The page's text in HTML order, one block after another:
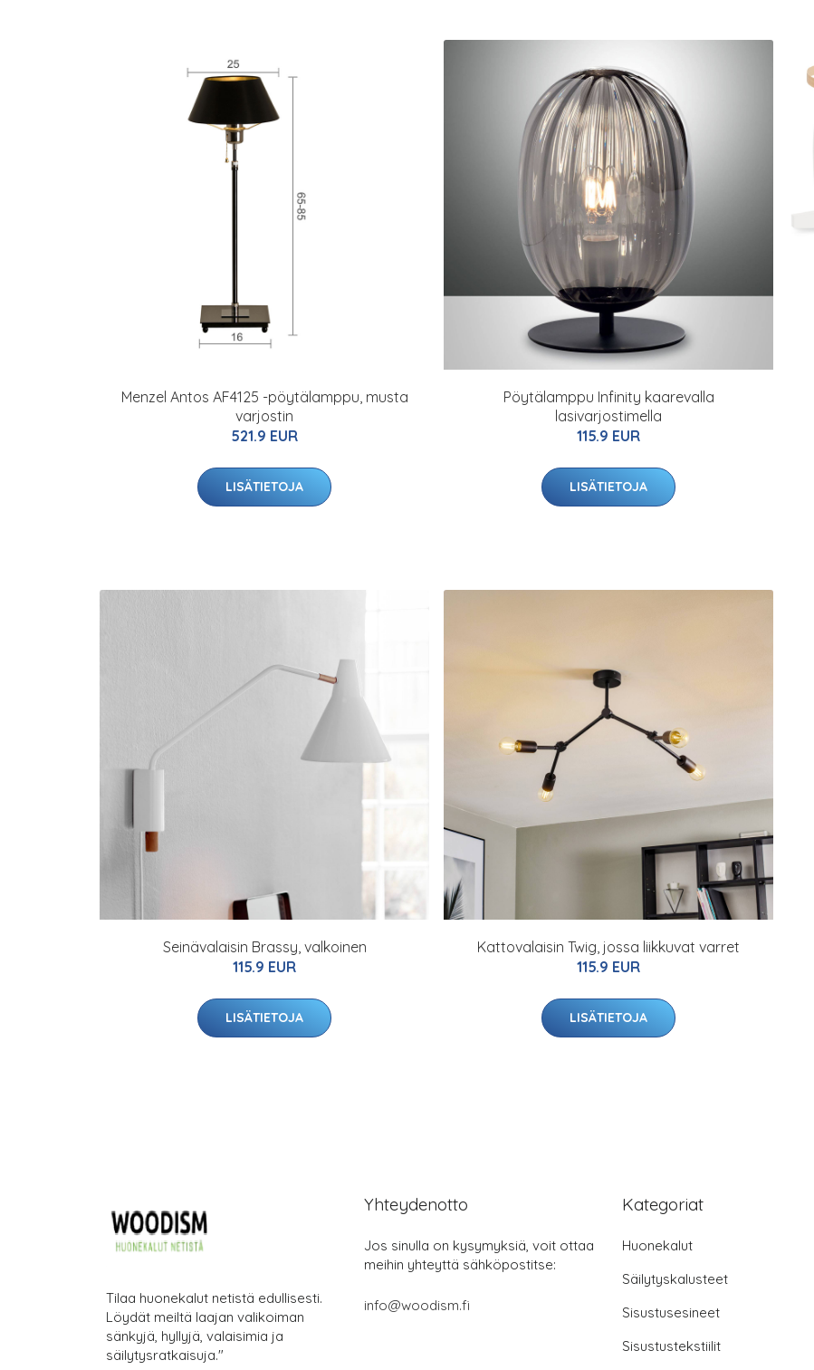
Menzel Antos AF4125 -pöytälamppu, musta
varjostin
521.9 EUR
LISÄTIETOJA
Pöytälamppu Infinity kaarevalla
lasivarjostimella
115.9 EUR
LISÄTIETOJA
Seinävalaisin Brassy, valkoinen
115.9 EUR
LISÄTIETOJA
Kattovalaisin Twig, jossa liikkuvat varret
115.9 EUR
LISÄTIETOJA
Tilaa huonekalut netistä edullisesti.
Löydät meiltä laajan valikoiman
sänkyjä, hyllyjä, valaisimia ja
säilytysratkaisuja."
Yhteydenotto
Jos sinulla on kysymyksiä, voit ottaa
meihin yhteyttä sähköpostitse:
info@woodism.fi
Kategoriat
Huonekalut
Säilytyskalusteet
Sisustusesineet
Sisustustekstiilit